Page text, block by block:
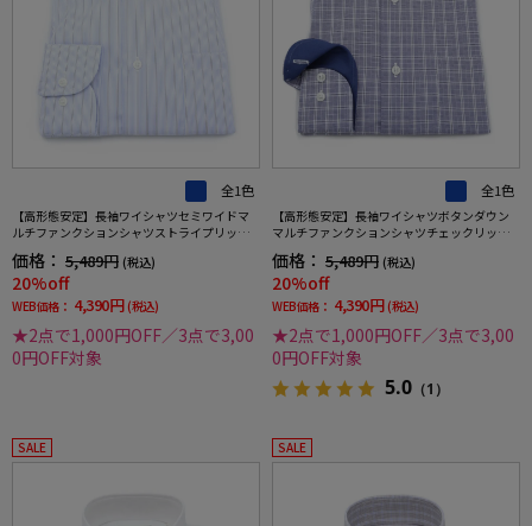
全1色
【高形態安定】長袖ワイシャツセミワイドマ
ルチファンクションシャツストライプリッケ
価格： 5,489円 (税込)
20%off
WEB価格： 4,390円 (税込)
★2点で1,000円OFF／3点で3,00
0円OFF対象
全1色
【高形態安定】長袖ワイシャツボタンダウン
マルチファンクションシャツチェックリッケ
価格： 5,489円 (税込)
20%off
WEB価格： 4,390円 (税込)
★2点で1,000円OFF／3点で3,00
0円OFF対象
5.0 （1）
SALE SALE